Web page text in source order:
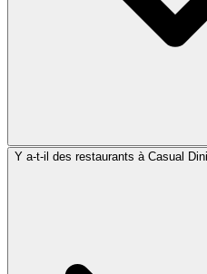
Y a-t-il des restaurants à Casual